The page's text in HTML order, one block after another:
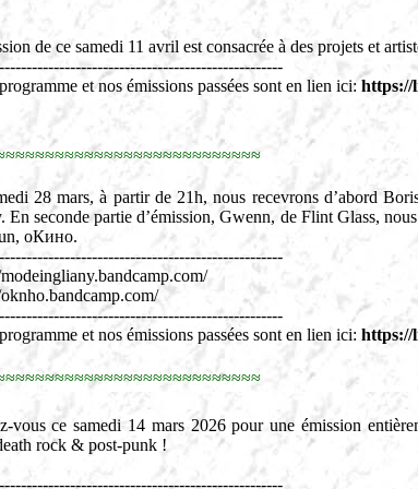
de ce samedi 11 avril est consacrée à des projets et
et nos émissions passées sont en lien ici: https://
28 mars, à partir de 21h, nous recevrons d’abord
En seconde partie d’émission, Gwenn, de Flint Glass,
oКино.
et nos émissions passées sont en lien ici: https://
vous ce samedi 14 mars 2026 pour une émission
rock & post-punk !